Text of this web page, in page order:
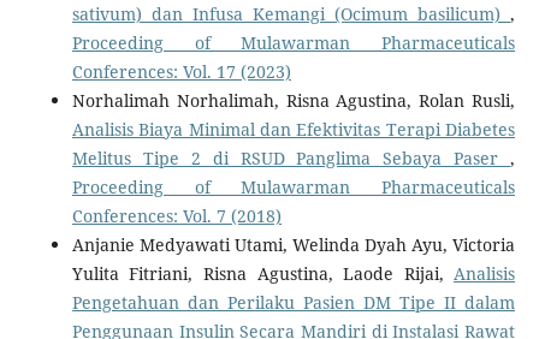
sativum) dan Infusa Kemangi (Ocimum basilicum),
Proceeding of Mulawarman Pharmaceuticals
Conferences: Vol. 17 (2023)
Norhalimah Norhalimah, Risna Agustina, Rolan Rusli,
Analisis Biaya Minimal dan Efektivitas Terapi Diabetes
Melitus Tipe 2 di RSUD Panglima Sebaya Paser,
Proceeding of Mulawarman Pharmaceuticals
Conferences: Vol. 7 (2018)
Anjanie Medyawati Utami, Welinda Dyah Ayu, Victoria
Yulita Fitriani, Risna Agustina, Laode Rijai, Analisis
Pengetahuan dan Perilaku Pasien DM Tipe II dalam
Penggunaan Insulin Secara Mandiri di Instalasi Rawat